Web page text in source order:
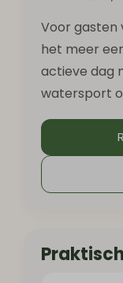
Voor gasten
het meer
actieve dag
watersport